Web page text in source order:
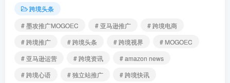
跨境头条
# 墨攻推广MOGOEC
# 亚马逊推广
# 跨境电商
# 跨境推广
# 跨境头条 # 跨境视界
# MOGOEC
# 亚马逊运营
# 跨境资讯
# amazon news
# 跨境心语
# 独立站推广
# 跨境快讯